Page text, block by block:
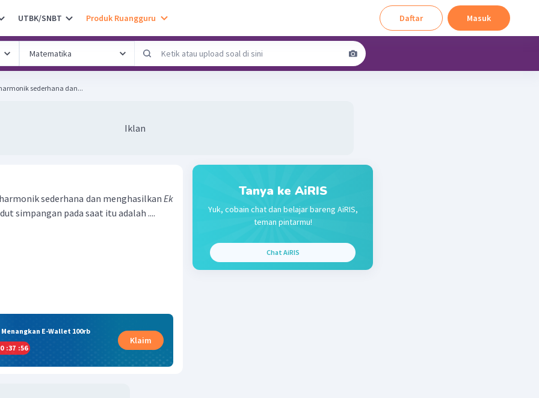
UTBK/SNBT Produk Ruangguru Daftar Masuk
sederhana dan...
Iklan
sederhana dan menghasilkan Ek
simpangan pada saat itu adalah ....
E-Wallet 100rb
:37 :55
Klaim
Tanya ke AiRIS
Yuk, cobain chat dan belajar bareng AiRIS,
teman pintarmu!
Chat AiRIS